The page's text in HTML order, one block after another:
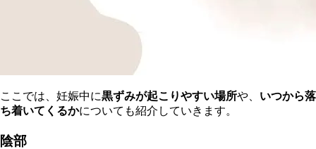
ここでは、妊娠中に黒ずみが起こりやすい場所や、 いつから落
ち着いてくるかについても紹介していきます。
陰部